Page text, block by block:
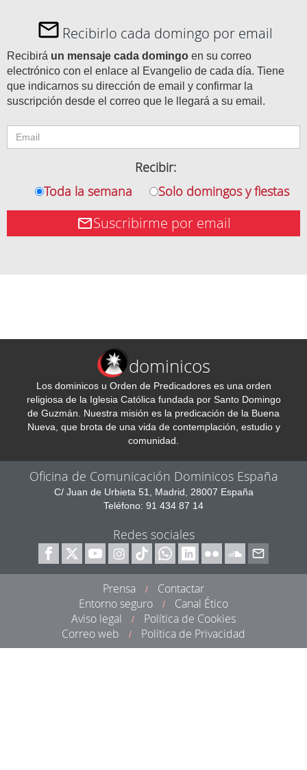
Recibirlo cada domingo por email
Recibirá un mensaje cada domingo en su correo
electrónico con el enlace al Evangelio de cada día. Tiene
que indicarnos su dirección de email y confirmar la
suscripción desde el correo que le llegará a su email.
Recibir:
Toda la semana
Solo domingos y fiestas
Suscribirme por email
dominicos
Los dominicos u Orden de Predicadores es una orden
religiosa de la Iglesia Católica fundada por Santo Domingo
de Guzmán. Nuestra misión es la predicación de la Buena
Nueva, que brota de una vida de contemplación, estudio y
comunidad.
Oficina de Comunicación Dominicos España
C/ Juan de Urbieta 51, Madrid, 28007 España
Teléfono: 91 434 87 14
Redes sociales
Prensa /
Contactar
Entorno seguro
/
Canal Ético
Aviso legal
/
Política de Cookies
Correo web
/ Política de Privacidad